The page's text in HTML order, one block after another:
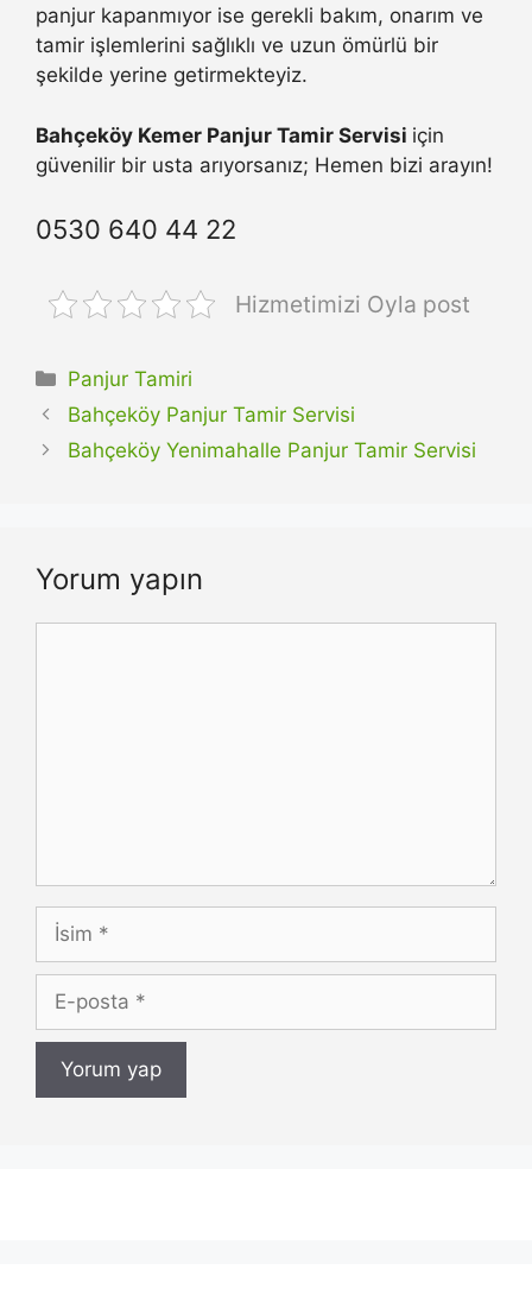
panjur kapanmıyor ise gerekli bakım, onarım ve
tamir işlemlerini sağlıklı ve uzun ömürlü bir
şekilde yerine getirmekteyiz.
Bahçeköy Kemer Panjur Tamir Servisi için
güvenilir bir usta arıyorsanız; Hemen bizi arayın!
0530 640 44 22
Hizmetimizi Oyla post
Kategoriler
Panjur Tamiri
Bahçeköy Panjur Tamir Servisi
Bahçeköy Yenimahalle Panjur Tamir Servisi
Yorum yapın
İsim
posta